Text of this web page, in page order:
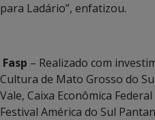
para Ladário”, enfatizou.
Fasp – Realizado com
Cultura de Mato Grosso do
Vale, Caixa Econômica
Festival América do Sul